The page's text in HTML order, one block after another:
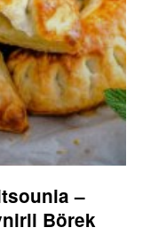
–
Börek